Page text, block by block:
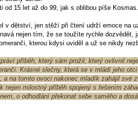
od 15 let až do 99, jak s oblibou píše Kosmas.
v dětství, jen stěží při čtení udrží emoce na
nejen tím, že se toužíte rychle dozvědět,
kterou kdysi uviděl a už se nikdy
příběh, který sám prožil, který ovlivnil
Krásné slečny, která se v mládí jeho
a na tomto ovoci nakonec mladík zahájil své
nejen milostný příběh spojený s řešením
o odhodlání překonat sebe samého a